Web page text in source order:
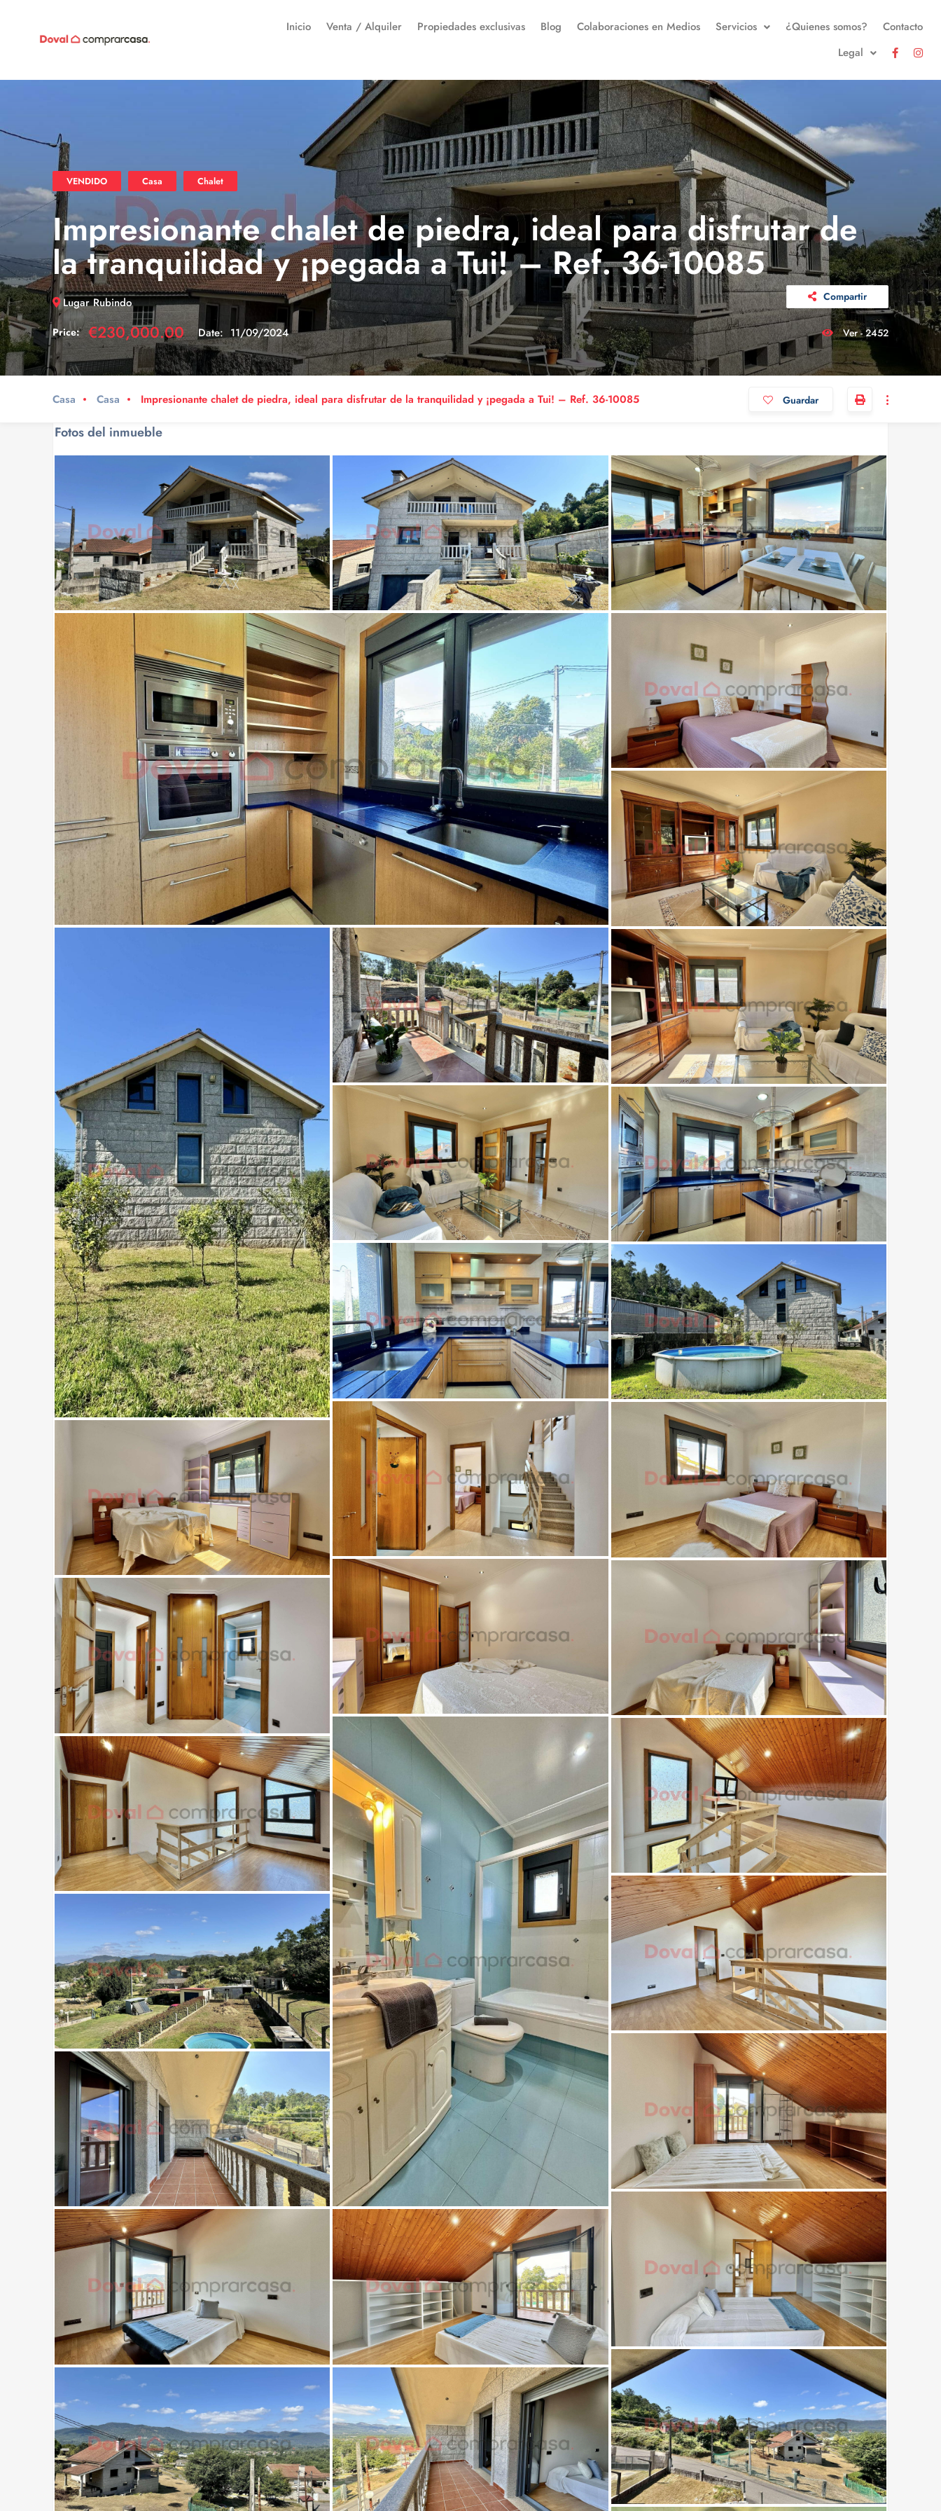
Inicio Venta / Alquiler Propiedades exclusivas Blog Colaboraciones en Medios Servicios ¿Quienes somos?
Contacto
Legal
VENDIDO Casa Chalet
Impresionante chalet de piedra, ideal para disfrutar de
la tranquilidad y ¡pegada a Tui! – Ref. 36-10085
Lugar Rubindo Compartir
Price: €230,000.00 Date: 11/09/2024 Ver - 2452
Casa Casa Impresionante chalet de piedra, ideal para disfrutar de la tranquilidad y ¡pegada a Tui! – Ref. 36-10085 Guardar
Fotos del inmueble